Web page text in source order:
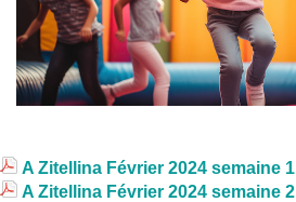
A Zitellina Février 2024 semaine 1
A Zitellina Février 2024 semaine 2